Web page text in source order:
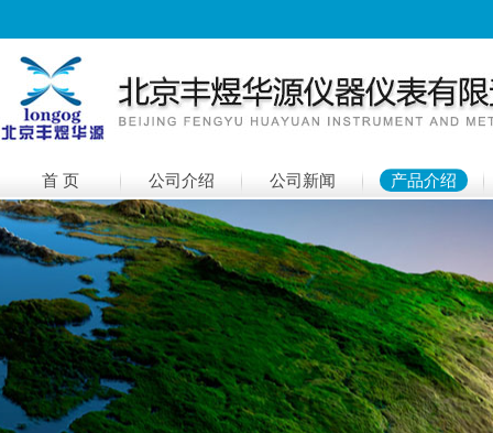
首 页 公司介绍 公司新闻 产品介绍